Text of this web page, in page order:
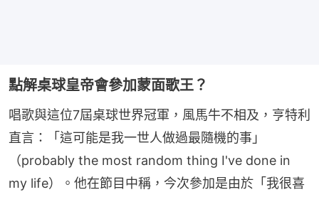
點解桌球皇帝會參加蒙面歌王？
唱歌與這位7屆桌球世界冠軍，風馬牛不相及，亨特利
直言：「這可能是我一世人做過最隨機的事」
（probably the most random thing I've done in
my life）。他在節目中稱，今次參加是由於「我很喜